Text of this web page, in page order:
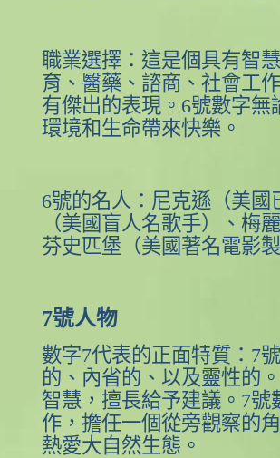
職業選擇：這是個具有智
育、醫藥、諮商、社會工
有傑出的表現。 6號數字無
環境和生命帶來快樂。
6號的名人：尼克遜（美
（美國盲人名歌手）、梅
芬史匹堡（美國著名電影
7號人物
數字7代表的正面特質： 7
的、內省的、以及靈性的
智慧，擅長給予建議。 7號
作，擔任一個從旁觀察的
熱愛大自然生態。